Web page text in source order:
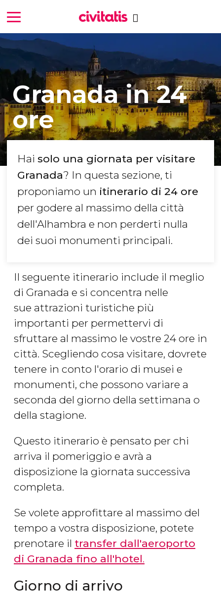
Granada in 24
ore
Hai solo una giornata per visitare
Granada? In questa sezione, ti
proponiamo un itinerario di 24 ore
per godere al massimo della città
dell'Alhambra e non perderti nulla
dei suoi monumenti principali.
Il seguente itinerario include il meglio
di Granada e si concentra nelle
sue attrazioni turistiche più
importanti per permettervi di
sfruttare al massimo le vostre 24 ore in
città. Scegliendo cosa visitare, dovrete
tenere in conto l'orario di musei e
monumenti, che possono variare a
seconda del giorno della settimana o
della stagione.
Questo itinerario è pensato per chi
arriva il pomeriggio e avrà a
disposizione la giornata successiva
completa.
Se volete approfittare al massimo del
tempo a vostra disposizione, potete
prenotare il transfer dall'aeroporto
di Granada fino all'hotel.
Giorno di arrivo